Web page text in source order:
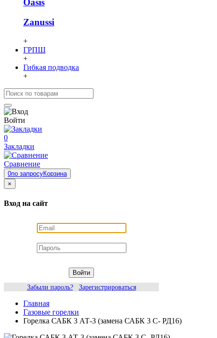
Oasis
Zanussi
+
ГРПШ
+
Гибкая подводка
+
Войти
0
Закладки
Сравнение
0по запросуКорзина
×
Вход на сайт
Войти
Забыли пароль?
Зарегистрироваться
Главная
Газовые горелки
Горелка САБК 3 АТ-3 (замена САБК 3 С- РД16)